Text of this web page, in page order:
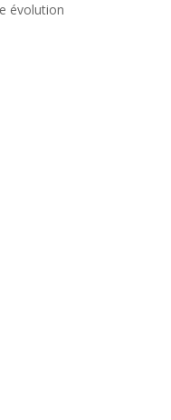
évolution